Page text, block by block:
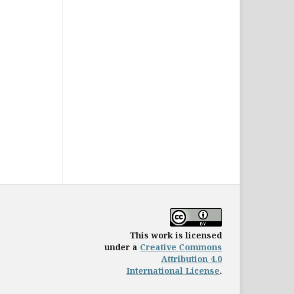
This work is licensed
under a Creative Commons
Attribution 4.0
International License.